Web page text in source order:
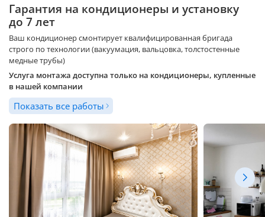
Гарантия на кондиционеры и установку
до 7 лет
Ваш кондиционер смонтирует квалифицированная бригада
строго по технологии (вакуумация, вальцовка, толстостенные
медные трубы)
Услуга монтажа доступна только на кондиционеры, купленные
в нашей компании
Показать все работы